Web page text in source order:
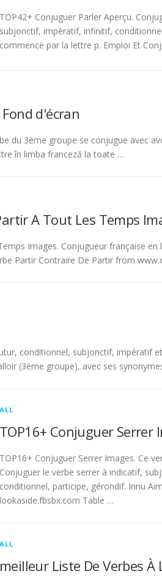
TOP42+ Conjuguer Parler Aperçu.
subjonctif, impératif, infinitif,
commence par la lettre p. Emploi Et
d'écran
du 3ème groupe se conjugue avec
în limba franceză la toate …
A Tout Les Temps
Images. Conjugueur française en
Partir Contraire De Partir from
conditionnel, subjonctif, impératif
(3ème groupe), avec ses
ALL
TOP16+ Conjuguer Serrer
TOP16+ Conjuguer Serrer Images. Ce
Conjuguer le verbe serrer à indicatif,
conditionnel, participe, gérondif. Innu
lookaside.fbsbx.com Table …
ALL
meilleur Liste De Verbes